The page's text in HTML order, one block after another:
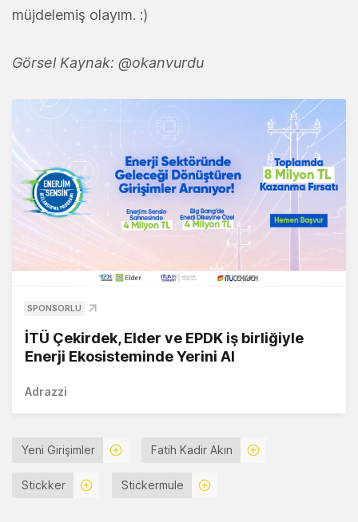
müjdelemiş olayım. :)
Görsel Kaynak: @okanvurdu
SPONSORLU
İTÜ Çekirdek, Elder ve EPDK iş birliğiyle
Enerji Ekosisteminde Yerini Al
Adrazzi
Yeni Girişimler Fatih Kadir Akın
Stickker Stickermule